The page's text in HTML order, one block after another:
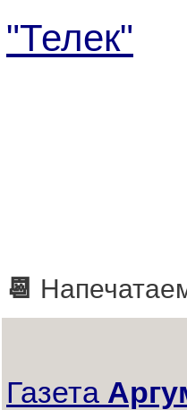
"Телек"
📆
Газета